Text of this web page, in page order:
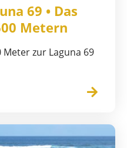
69 • Das
Metern
zur Laguna 69